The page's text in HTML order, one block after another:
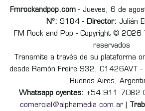
Fmrockandpop.com- Jueves, 6 de
Nº: 9184 - Director: Julián
FM Rock and Pop - Copyright © 2026
reservados
Transmite a través de su plataforma
desde Ramón Freire 932, C1426AVT -
Buenos Aires,
Whatsapp oyentes: +54 911 7082
comercial@alphamedia.com.ar